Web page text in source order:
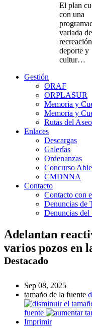
El plan
con una
variada de
deporte y
cultur…
Gestión
ORAF
ORPLASUR
Memoria y
Memoria y
Rutas del Aseo
Enlaces
Descargas
Galerías
Ordenanzas
Concurso
CMDNNA
Contacto
Contacto con
Denuncias de
Denuncias del
Adelantan
varios pozos en
Destacado
Sep 08, 2025
tamaño de la fuente
fuente
Imprimir